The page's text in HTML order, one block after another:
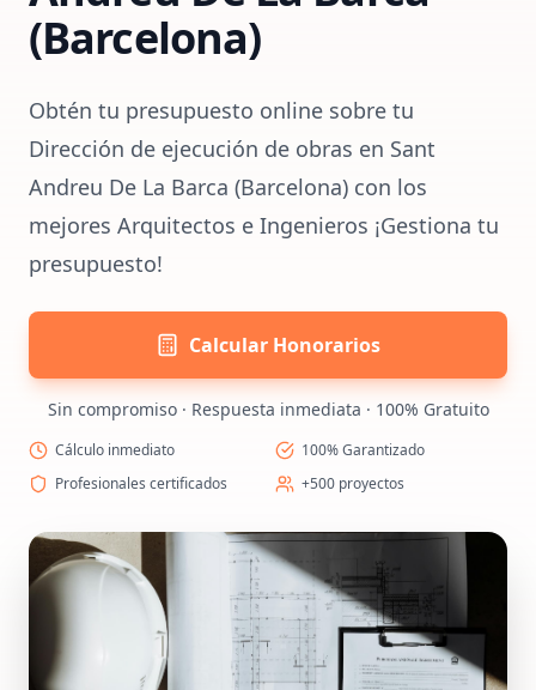
(Barcelona)
Obtén tu presupuesto online sobre tu
Dirección de ejecución de obras en Sant
Andreu De La Barca (Barcelona) con los
mejores Arquitectos e Ingenieros ¡Gestiona tu
presupuesto!
Calcular Honorarios
Sin compromiso · Respuesta inmediata · 100% Gratuito
Cálculo inmediato
100% Garantizado
Profesionales certificados
+500 proyectos